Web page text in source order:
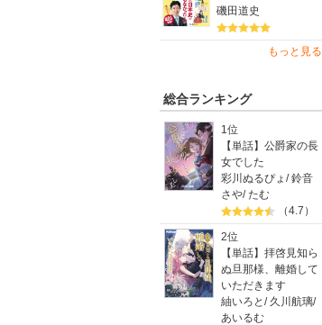
磯田道史
もっと見る
総合ランキング
1位
【単話】公爵家の長
女でした
彩川ぬるぴょ /鈴音
さや/たむ
（4.7）
2位
【単話】拝啓見知ら
ぬ旦那様、離婚して
いただきます
紬いろと / 久川航璃/
あいるむ